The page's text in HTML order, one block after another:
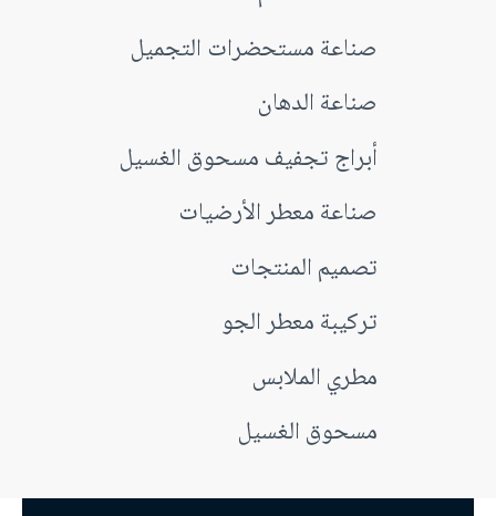
صناعة مستحضرات التجميل
صناعة الدهان
أبراج تجفيف مسحوق الغسيل
صناعة معطر الأرضيات
تصميم المنتجات
تركيبة معطر الجو
مطري الملابس
مسحوق الغسيل